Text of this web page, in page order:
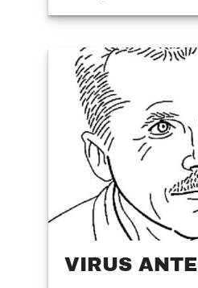
VIRUS ANTE